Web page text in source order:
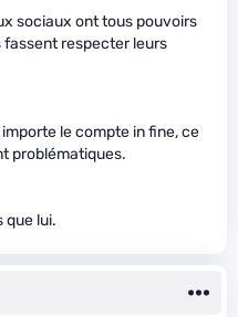
sociaux ont tous pouvoirs
fassent respecter leurs
le compte in fine, ce
problématiques.
que lui.